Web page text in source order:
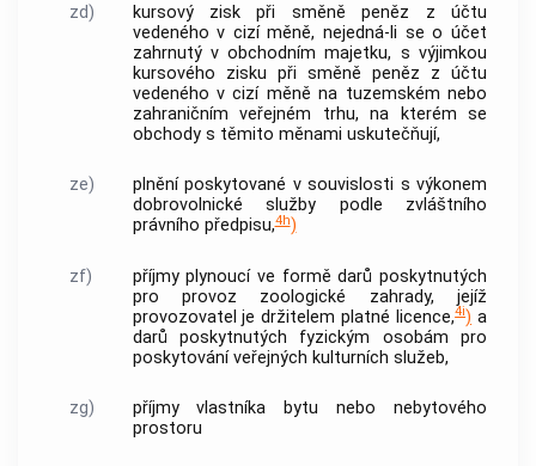
zd)
kursový zisk při směně peněz z účtu
vedeného v cizí měně, nejedná-li se o účet
zahrnutý vobchodním majetku, s výjimkou
kursového zisku při směně peněz z účtu
vedeného v cizí měně na tuzemském nebo
zahraničním veřejném trhu, na kterém se
obchody s těmito měnami uskutečňují,
ze)
plnění poskytované v souvislosti s výkonem
dobrovolnické služby podle zvláštního
právního předpisu,4h)
zf)
příjmy plynoucí ve formě darů poskytnutých
pro provoz zoologické zahrady, jejíž
provozovatel je držitelem platné licence,4i) a
darů poskytnutých fyzickým osobám pro
poskytování veřejných kulturních služeb,
zg)
příjmy vlastníka bytu nebo nebytového
prostoru